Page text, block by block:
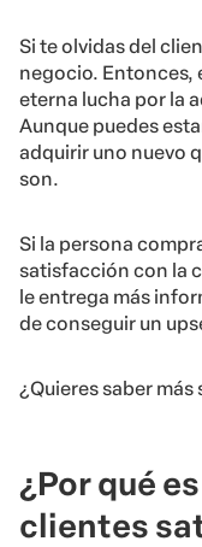
Si te olvidas del
negocio. Entonces,
eterna lucha por la
Aunque puedes
adquirir uno nuevo
son.
Si la persona
satisfacción con la
le entrega más
de conseguir un
¿Quieres saber
¿Por qué
clientes